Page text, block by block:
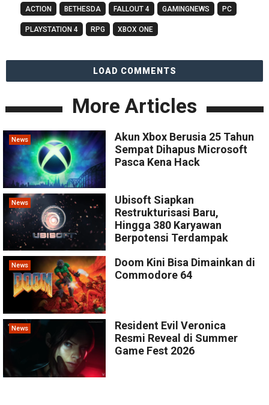
ACTION BETHESDA FALLOUT 4 GAMINGNEWS PC
PLAYSTATION 4 RPG XBOX ONE
LOAD COMMENTS
More Articles
News
Akun Xbox Berusia 25 Tahun
Sempat Dihapus Microsoft
Pasca Kena Hack
News
Ubisoft Siapkan
Restrukturisasi Baru,
Hingga 380 Karyawan
Berpotensi Terdampak
News
Doom Kini Bisa Dimainkan di
Commodore 64
News
Resident Evil Veronica
Resmi Reveal di Summer
Game Fest 2026